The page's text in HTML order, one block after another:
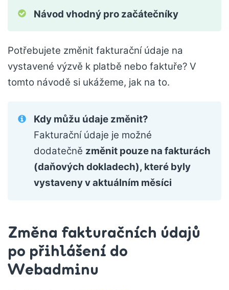
Návod vhodný pro začátečníky
Potřebujete změnit fakturační údaje na
vystavené výzvě k platbě nebo faktuře? V
tomto návodě si ukážeme, jak na to.
Kdy můžu údaje změnit?
Fakturační údaje je možné
dodatečně změnit pouze na fakturách
(daňových dokladech), které byly
vystaveny v aktuálním měsíci
Změna fakturačních údajů
po přihlášení do
Webadminu